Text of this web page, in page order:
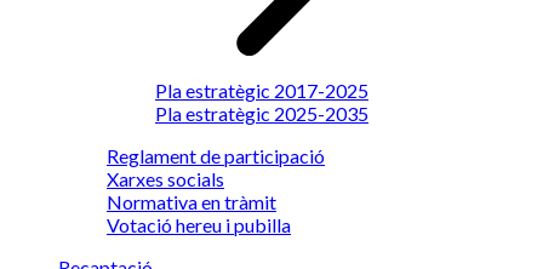
Pla estratègic 2017-2025
Pla estratègic 2025-2035
Reglament de participació
Xarxes socials
Normativa en tràmit
Votació hereu i pubilla